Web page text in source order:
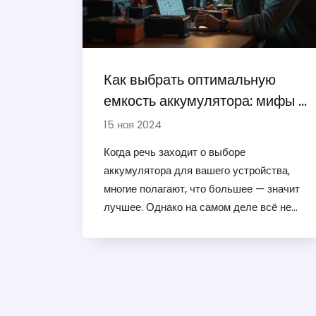
выбора аккумулятора.
Как выбрать оптимальную
емкость аккумулятора: мифы и
реальность
15 ноя 2024
Когда речь заходит о выборе
аккумулятора для вашего устройства,
многие полагают, что большее — значит
лучшее. Однако на самом деле всё не